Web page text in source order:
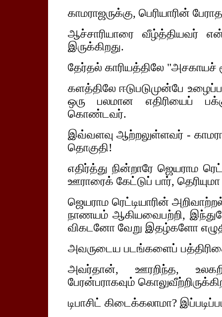
காமராஜருக்கு, பெரியாரின்
ஆச்சாரியாரை வீழ்த்தியவர்
இருக்கிறது.
தேர்தல் காரியத்திலே "அசகாயச்
களத்திலே ஈடுபடுமுன்பே
ஒரு பலமான எதிரியைப்
கொண்டவர்.
இவ்வளவு ஆற்றலுள்ளவர் -
தொகுதி!
எதிர்த்து நின்றாரே ஜெயராம
ஊராரைக் கேட்டுப் பார்,
ஜெயராம ரெட்டியாரின்
நாணயம் ஆகியவைபற்றி,
விகடனோ வேறு இதழ்களோ
அவருடைய படங்களைப்
அவர்தான், ஊரறிந்த,
பேரன்பராகவும்
டிபாசிட் கிடைக்கலாமா?